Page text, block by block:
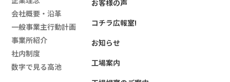
会社概要・沿革
一般事業主行動計画
事業所紹介
社内制度
数字で見る高池
お客様の声
コチラ広報室!
お知らせ
工場案内